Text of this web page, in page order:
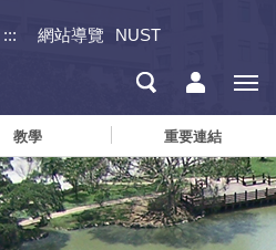
::: 網站導覽 NUST
教學 重要連結